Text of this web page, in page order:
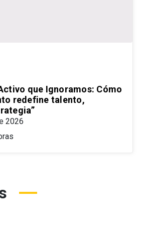
que Ignoramos: Cómo
redefine talento,
2026